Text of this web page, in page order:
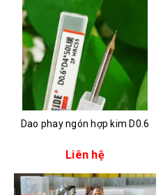
Dao phay ngón hợp kim D0.6
Liên hệ